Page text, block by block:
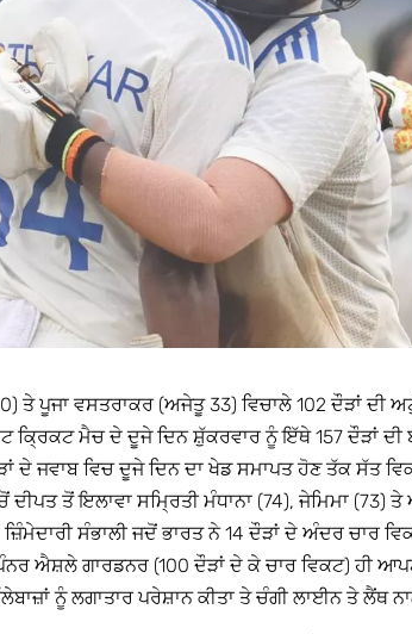
ਤੇ ਪੂਜਾ ਵਸਤਰਾਕਰ (ਅਜੇਤੂ 33) ਵਿਚਾਲੇ 102 ਦੌੜਾਂ ਦੀ
ਮੈਚ ਦੇ ਦੂਜੇ ਦਿਨ ਸ਼ੁੱਕਰਵਾਰ ਨੂੰ ਇੱਥੇ 157 ਦੌੜਾਂ ਦੀ
ਜਵਾਬ ਵਿਚ ਦੂਜੇ ਦਿਨ ਦਾ ਖੇਡ ਸਮਾਪਤ ਹੋਣ ਤੱਕ ਸੱਤ
ਤੋਂ ਇਲਾਵਾ ਸਮਿ੍ਰਤੀ ਮੰਧਾਨਾ (74), ਜੇਮਿਮਾ (73)
ਸੰਭਾਲੀ ਜਦੋਂ ਭਾਰਤ ਨੇ 14 ਦੌੜਾਂ ਦੇ ਅੰਦਰ
ਐਸ਼ਲੇ ਗਾਰਡਨਰ (100 ਦੌੜਾਂ ਦੇ ਕੇ ਚਾਰ ਵਿਕਟ) ਹੀ
ਨੂੰ ਲਗਾਤਾਰ ਪਰੇਸ਼ਾਨ ਕੀਤਾ ਤੇ ਚੰਗੀ ਲਾਈਨ ਤੇ ਲੈਂਥ